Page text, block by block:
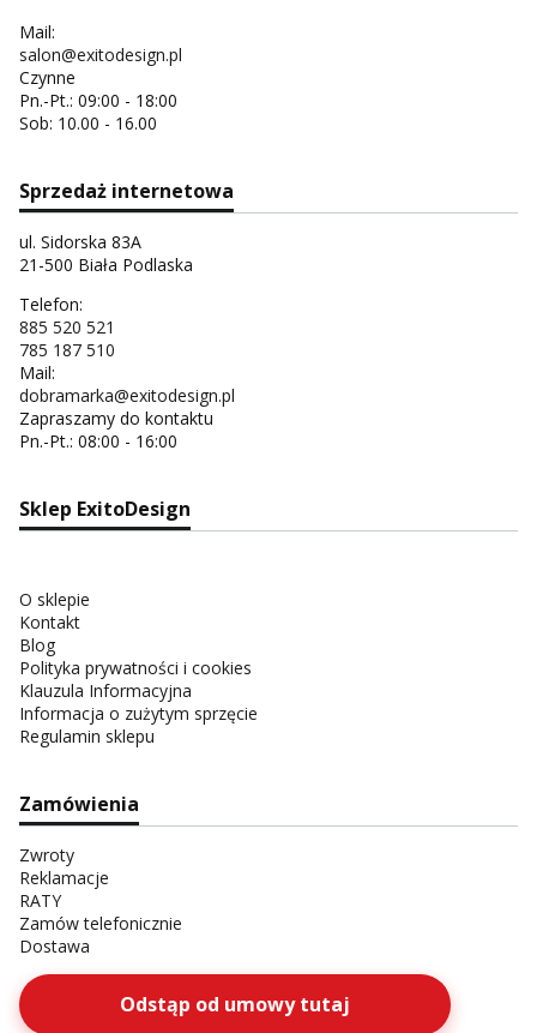
Mail:
salon@exitodesign.pl
Czynne
Pn.-Pt.: 09:00 - 18:00
Sob: 10.00 - 16.00
Sprzedaż internetowa
ul. Sidorska 83A
21-500 Biała Podlaska
Telefon:
885 520 521
785 187 510
Mail:
dobramarka@exitodesign.pl
Zapraszamy do kontaktu
Pn.-Pt.: 08:00 - 16:00
Sklep ExitoDesign
O sklepie
Kontakt
Blog
Polityka prywatności i cookies
Klauzula Informacyjna
Informacja o zużytym sprzęcie
Regulamin sklepu
Zamówienia
Zwroty
Reklamacje
RATY
Zamów telefonicznie
Dostawa
Odstąp od umowy tutaj